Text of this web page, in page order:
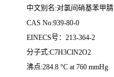
中文别名:对氯间硝基苯甲腈
CAS No:939-80-0
EINECS号：213-364-2
分子式:C7H3ClN2O2
沸点:284.8 °C at 760 mmHg